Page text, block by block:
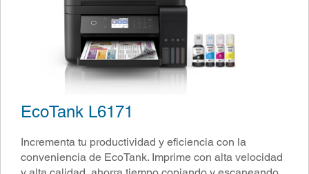
EcoTank L6171
Incrementa tu productividad y eficiencia con la
conveniencia de EcoTank. Imprime con alta velocidad